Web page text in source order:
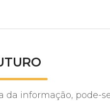
informação, pode-